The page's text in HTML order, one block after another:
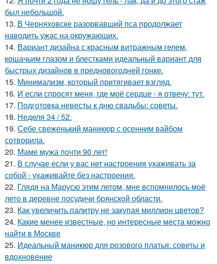
был небольшой.
13. В Черняховске разорвавший пса продолжает
наводить ужас на окружающих.
14. Вариант дизайна с красным витражным гелем,
кошачьим глазом и блестками идеальный вариант для
быстрых дизайнов в предновогодней гонке.
15. Минимализм, который притягивает взгляд.
16. И если спросят меня, где моё сердце - я отвечу: тут.
17. Подготовка невесты к дню свадьбы: советы.
18. Неделя 34 / 52.
19. Себе свеженький маникюр с осенним вайбом
сотворила.
20. Маме мужа почти 90 лет!
21. В случае если у вас нет настроения ухаживать за
собой - ухаживайте без настроения.
22. Глядя на Марусю этим летом, мне вспомнилось моё
лето в деревне посудичи брянской области.
23. Как увеличить палитру не закупая миллион цветов?
24. Какие менее известные, но интересные места можно
найти в Москве
25. Идеальный маникюр для розового платья: советы и
вдохновение